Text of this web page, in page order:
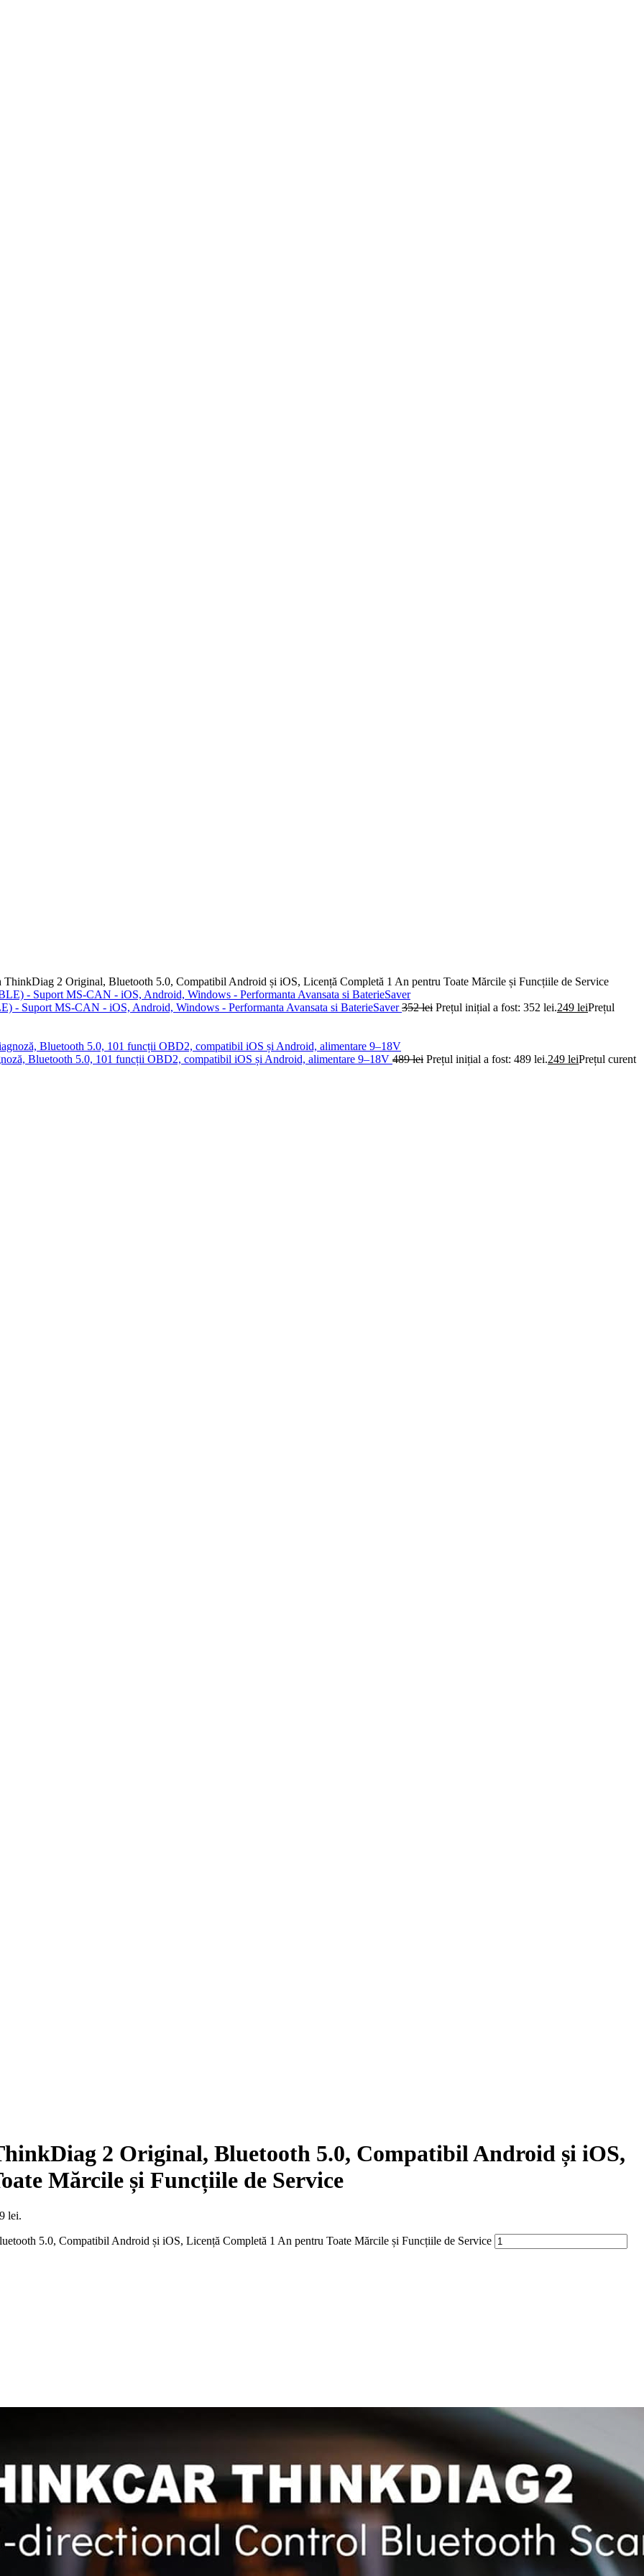
ThinkDiag 2 Original, Bluetooth 5.0, Compatibil Android și iOS, Licență Completă 1 An pentru Toate Mărcile și Funcțiile de Service
- Suport MS-CAN - iOS, Android, Windows - Performanta Avansata si BaterieSaver352lei Prețul inițial a fost: 352 lei.249 leiPrețul
Bluetooth 5.0, 101 funcții OBD2, compatibil iOS și Android, alimentare 9–18V 489lei Prețul inițial a fost: 489 lei.249 leiPrețul curent
2 Original, Bluetooth 5.0, Compatibil Android și iOS,
Mărcile și Funcțiile de Service
lei.
5.0, Compatibil Android și iOS, Licență Completă 1 An pentru Toate Mărcile și Funcțiile de Service